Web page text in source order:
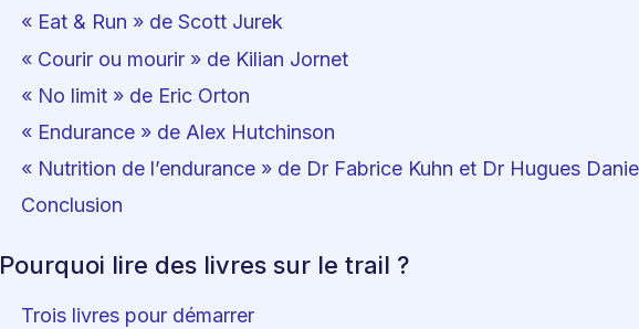
« Eat & Run » de Scott Jurek
« Courir ou mourir » de Kilian Jornet
« No limit » de Eric Orton
« Endurance » de Alex Hutchinson
« Nutrition de l’endurance » de Dr Fabrice Kuhn et Dr Hugues
Conclusion
Pourquoi lire des livres sur le trail ?
Trois livres pour démarrer